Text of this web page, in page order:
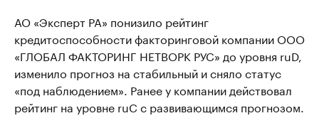
АО «Эксперт РА» понизило рейтинг
кредитоспособности факторинговой компании ООО
«ГЛОБАЛ ФАКТОРИНГ НЕТВОРК РУС» до уровня ruD,
изменило прогноз на стабильный и сняло статус
«под наблюдением». Ранее у компании действовал
рейтинг на уровне ruC с развивающимся прогнозом.